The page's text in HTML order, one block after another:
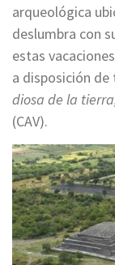
arqueológica
deslumbra con
estas
a disposición
diosa de la
(CAV).